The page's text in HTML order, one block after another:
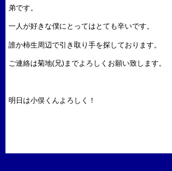
弟です。
一人が好きな僕にとってはとても辛いです。
誰か柿生周辺で引き取り手を探しております。
ご連絡は菊地(兄)までよろしくお願い致します。
明日は小俣くんよろしく！